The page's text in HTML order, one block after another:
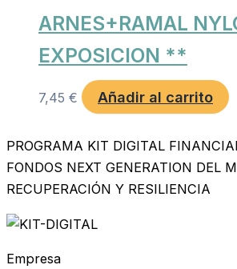
ARNES+RAMAL
EXPOSICION **
7,45 € Añadir al carrito
PROGRAMA KIT DIGITAL
FONDOS NEXT GENERATION DEL
RECUPERACIÓN Y RESILIENCIA
Empresa